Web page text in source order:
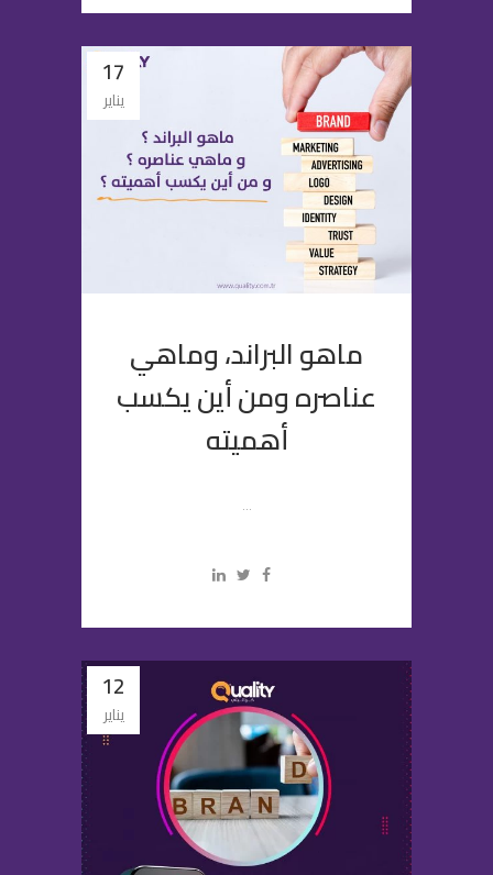
17
يناير
ماهو البراند، وماهي
عناصره ومن أين يكسب
أهميته
...
12
يناير